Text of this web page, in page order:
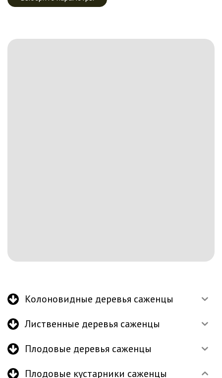
Колоновидные деревья саженцы
Лиственные деревья саженцы
Плодовые деревья саженцы
Плодовые кустарники саженцы